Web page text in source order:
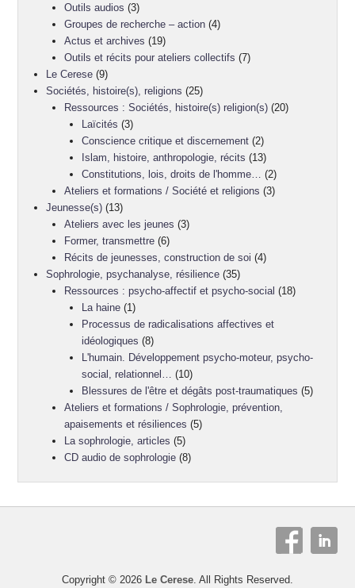
Outils audios (3)
Groupes de recherche – action(4)
Actus et archives (19)
Outils et récits pour ateliers collectifs (7)
Le Cerese (9)
Sociétés, histoire(s), religions (25)
Ressources : Sociétés, histoire(s) religion(s)(20)
Laïcités (3)
Conscience critique et discernement (2)
Islam, histoire, anthropologie, récits (13)
Constitutions, lois, droits de l'homme…
(2)
Ateliers et formations / Société et religions (3)
Jeunesse(s) (13)
Ateliers avec les jeunes (3)
Former, transmettre(6)
Récits de jeunesses, construction de soi (4)
Sophrologie, psychanalyse, résilience (35)
Ressources : psycho-affectif et psycho-social (18)
La haine (1)
Processus de radicalisations affectives et
idéologiques (8)
L'humain. Développement psycho-moteur, psycho-
social, relationnel…
(10)
Blessures de l'être et dégâts post-traumatiques (5)
Ateliers et formations / Sophrologie, prévention,
apaisements et résiliences (5)
La sophrologie, articles (5)
CD audio de sophrologie(8)
Copyright © 2026 Le Cerese . All Rights Reserved.